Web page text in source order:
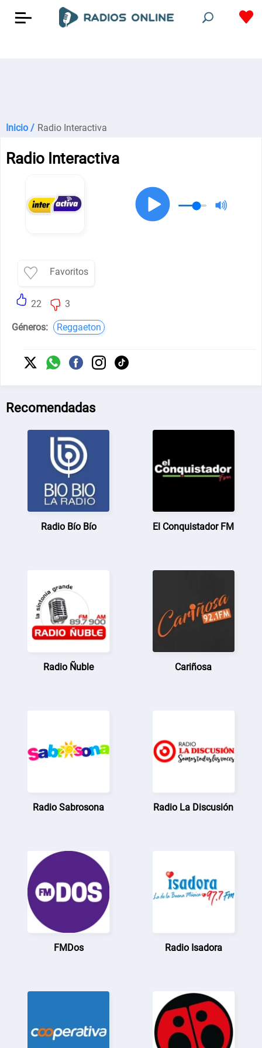
Inicio / Radio Interactiva
Radio Interactiva
Favoritos
22 3
Géneros: Reggaeton
Recomendadas
Radio Bío Bío El Conquistador FM
Radio Ñuble Cariñosa
Radio Sabrosona Radio La Discusión
FMDos Radio Isadora